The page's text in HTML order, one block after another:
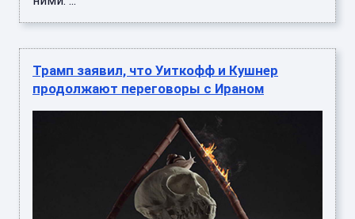
Трамп заявил, что Уиткофф и Кушнер
продолжают переговоры с Ираном